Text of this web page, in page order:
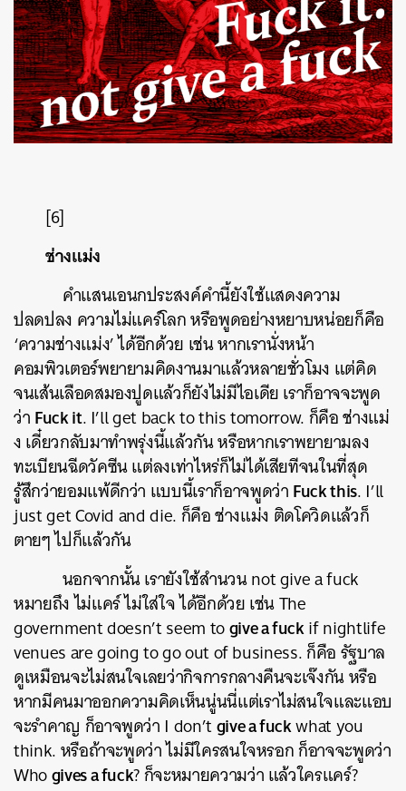
[6]
ช่างแม่ง
คำแสนเอนกประสงค์คำนี้ยังใช้แสดงความ
ปลดปลง ความไม่แคร์โลก หรือพูดอย่างหยาบหน่อยก็คือ
‘ความช่างแม่ง’ ได้อีกด้วย เช่น หากเรานั่งหน้า
คอมพิวเตอร์พยายามคิดงานมาแล้วหลายชั่วโมง แต่คิด
จนเส้นเลือดสมองปูดแล้วก็ยังไม่มีไอเดีย เราก็อาจจะพูด
ว่าFuck it. I’ll get back to this tomorrow. ก็คือ ช่างแม่
ง เดี๋ยวกลับมาทำพรุ่งนี้แล้วกัน หรือหากเราพยายามลง
ทะเบียนฉีดวัคซีน แต่ลงเท่าไหร่ก็ไม่ได้เสียทีจนในที่สุด
รู้สึกว่ายอมแพ้ดีกว่า แบบนี้เราก็อาจพูดว่าFuck this. I’ll
just get Covid and die. ก็คือ ช่างแม่ง ติดโควิดแล้วก็
ตายๆ ไปก็แล้วกัน
นอกจากนั้น เรายังใช้สำนวน not give a fuck
หมายถึง ไม่แคร์ ไม่ใส่ใจ ได้อีกด้วย เช่น The
government doesn’t seem togive a fuckif nightlife
venues are going to go out of business. ก็คือ รัฐบาล
ดูเหมือนจะไม่สนใจเลยว่ากิจการกลางคืนจะเจ๊งกัน หรือ
หากมีคนมาออกความคิดเห็นนู่นนี่แต่เราไม่สนใจและแอบ
จะรำคาญ ก็อาจพูดว่า I don’tgive a fuckwhat you
think. หรือถ้าจะพูดว่า ไม่มีใครสนใจหรอก ก็อาจจะพูดว่า
Whogives a fuck? ก็จะหมายความว่า แล้วใครแคร์?